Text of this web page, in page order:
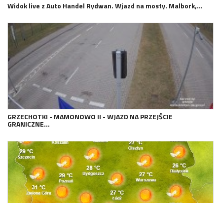
Widok live z Auto Handel Rydwan. Wjazd na mosty. Malbork,…
GRZECHOTKI - MAMONOWO II - WJAZD NA PRZEJŚCIE
GRANICZNE…